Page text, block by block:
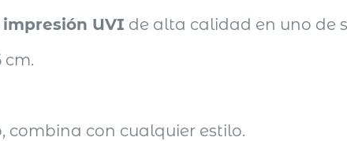
impresión UVI de alta calidad en uno de
cm.
combina con cualquier estilo.